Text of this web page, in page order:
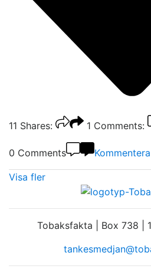
11 Shares: 1 Comments:
0 Comments
Visa fler
Tobaksfakta | Box 738 |